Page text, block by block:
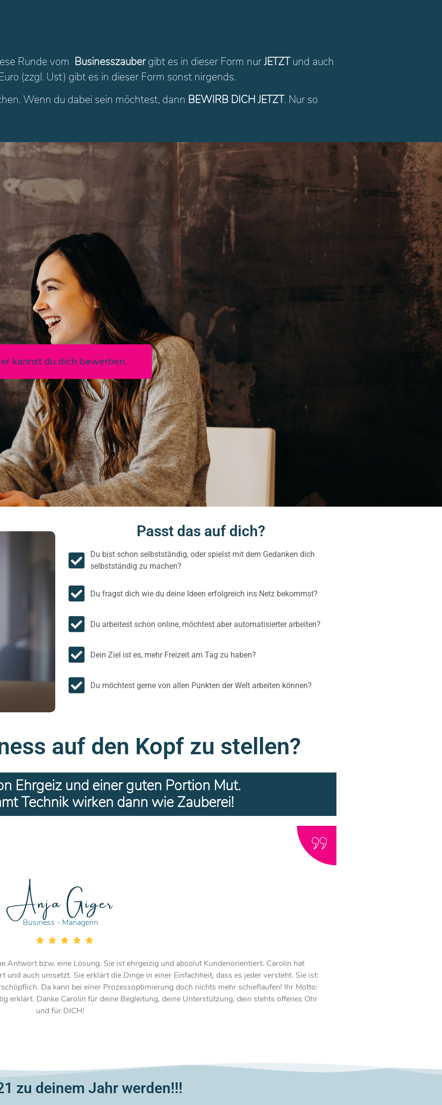
Runde vom Businesszaubergibt es in dieser Form nurJETZTund auch
(zzgl. Ust) gibt es in dieser Form sonst nirgends.
Wenn du dabei sein möchtest, dann BEWIRB DICH JETZT. Nur so
kannst du dich bewerben.
Passt das auf dich?
Du bist schon selbstständig, oder spielst mit dem Gedanken dich
selbstständig zu machen?
Du fragst dich wie du deine Ideen erfolgreich ins Netz bekommst?
Du arbeitest schon online, möchtest aber automatisierter arbeiten?
Dein Ziel ist es, mehr Freizeit am Tag zu haben?
Du möchtest gerne von allen Punkten der Welt arbeiten können?
auf den Kopf zu stellen?
Ehrgeiz und einer guten Portion Mut.
Technik wirken dann wie Zauberei!
Anja Giger
Business - Managerin
Antwort bzw. eine Lösung. Sie ist ehrgeizig und absolut Kundenorientiert. Carolin hat
auch umsetzt. Sie erklärt die Dinge in einer Einfachheit, dass es jeder versteht. Sie ist:
Da kann bei einer Prozessoptimierung doch nichts mehr schieflaufen! Ihr Motto:
erklärt. Danke Carolin für deine Begleitung, deine Unterstützung, dein stehts offenes Ohr
und für DICH!
zu deinem Jahr werden!!!